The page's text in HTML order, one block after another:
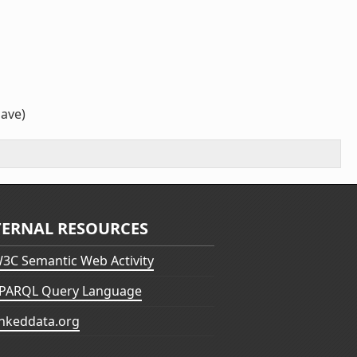
RESOURCES
Semantic Web Activity
Query Language